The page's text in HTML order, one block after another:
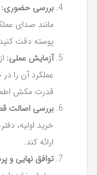
بررسی حضوری:
مانند صدای
پوسته دقت
آزمایش عملی:
عملکرد آن را
قدرت مکش
بررسی اصالت
خرید اولیه،
ارائه کند.
توافق نهایی و